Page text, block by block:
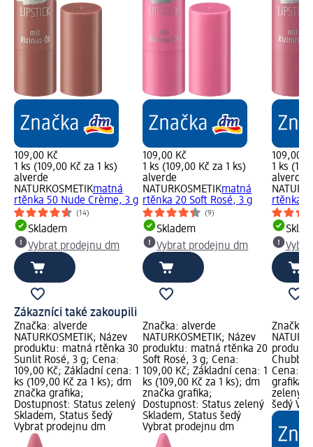
109,00 Kč
1 ks (109,00 Kč za 1 ks)
alverde
NATURKOSMETIKmatná
rtěnka 50 Nude Crème, 3 g
(14)
Skladem
Vybrat prodejnu dm
109,00 Kč
1 ks (109,00 Kč za 1 ks)
alverde
NATURKOSMETIKmatná
rtěnka 20 Soft Rosé, 3 g
(9)
Skladem
Vybrat prodejnu dm
109,00
1 ks
alverde
rtěnka
Zákazníci také zakoupili
Značka: alverde
NATURKOSMETIK; Název
produktu: matná rtěnka 30
Sunlit Rosé, 3 g; Cena:
109,00 Kč; Základní cena: 1
ks (109,00 Kč za 1 ks); dm
značka grafika;
Dostupnost: Status zelený
Skladem, Status šedý
Vybrat prodejnu dm
Značka: alverde
NATURKOSMETIK; Název
produktu: matná rtěnka 20
Soft Rosé, 3 g; Cena:
109,00 Kč; Základní cena: 1
ks (109,00 Kč za 1 ks); dm
značka grafika;
Dostupnost: Status zelený
Skladem, Status šedý
Vybrat prodejnu dm
Značka:
Chubby
Cena:
grafika;
zelený
šedý